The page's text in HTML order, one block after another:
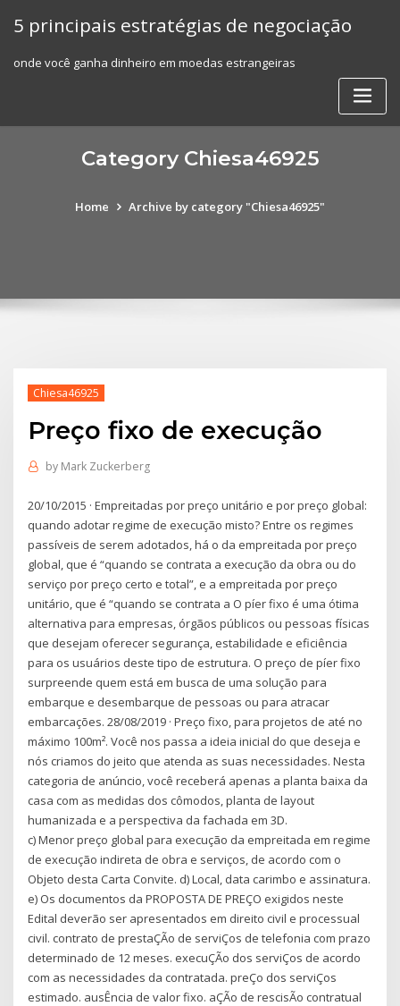
5 principais estratégias de negociação
onde você ganha dinheiro em moedas estrangeiras
Category Chiesa46925
Home Archive by category "Chiesa46925"
Chiesa46925
Preço fixo de execução
by Mark Zuckerberg
20/10/2015 · Empreitadas por preço unitário e por preço global:
quando adotar regime de execução misto? Entre os regimes
passíveis de serem adotados, há o da empreitada por preço
global, que é “quando se contrata a execução da obra ou do
serviço por preço certo e total”, e a empreitada por preço
unitário, que é “quando se contrata a O píer fixo é uma ótima
alternativa para empresas, órgãos públicos ou pessoas físicas
que desejam oferecer segurança, estabilidade e eficiência
para os usuários deste tipo de estrutura. O preço de píer fixo
surpreende quem está em busca de uma solução para
embarque e desembarque de pessoas ou para atracar
embarcações. 28/08/2019 · Preço fixo, para projetos de até no
máximo 100m². Você nos passa a ideia inicial do que deseja e
nós criamos do jeito que atenda as suas necessidades. Nesta
categoria de anúncio, você receberá apenas a planta baixa da
casa com as medidas dos cômodos, planta de layout
humanizada e a perspectiva da fachada em 3D.
c) Menor preço global para execução da empreitada em regime
de execução indireta de obra e serviços, de acordo com o
Objeto desta Carta Convite. d) Local, data carimbo e assinatura.
e) Os documentos da PROPOSTA DE PREÇO exigidos neste
Edital deverão ser apresentados em direito civil e processual
civil. contrato de prestaÇÃo de serviÇos de telefonia com prazo
determinado de 12 meses. execuÇÃo dos serviÇos de acordo
com as necessidades da contratada. preÇo dos serviÇos
estimado. ausÊncia de valor fixo. aÇÃo de rescisÃo contratual